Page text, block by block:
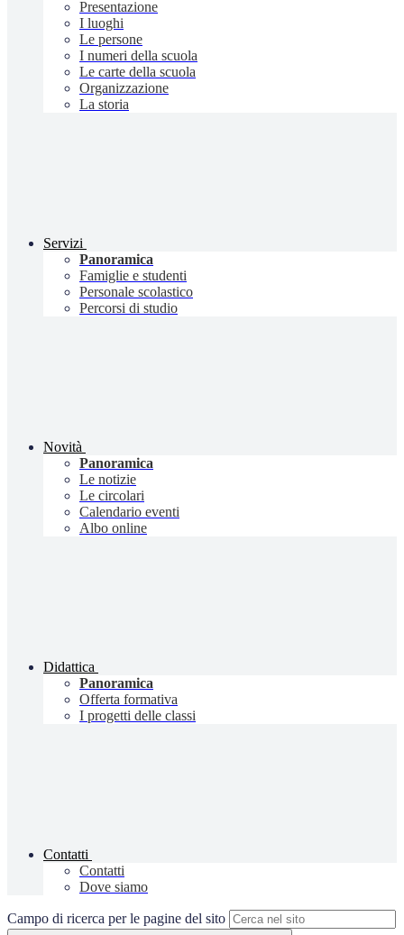
Presentazione
I luoghi
Le persone
I numeri della scuola
Le carte della scuola
Organizzazione
La storia
Servizi
Panoramica
Famiglie e studenti
Personale scolastico
Percorsi di studio
Novità
Panoramica
Le notizie
Le circolari
Calendario eventi
Albo online
Didattica
Panoramica
Offerta formativa
I progetti delle classi
Contatti
Contatti
Dove siamo
Campo di ricerca per le pagine del sito